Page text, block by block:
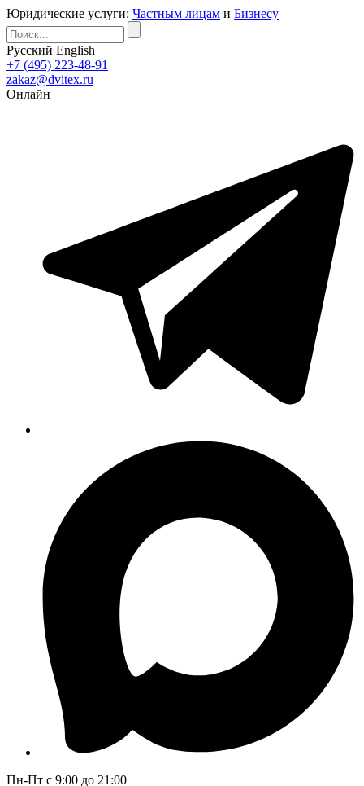
Юридические услуги: Частным лицам и Бизнесу
Русский English
+7 (495) 223-48-91
zakaz@dvitex.ru
Онлайн
Пн-Пт с 9:00 до 21:00